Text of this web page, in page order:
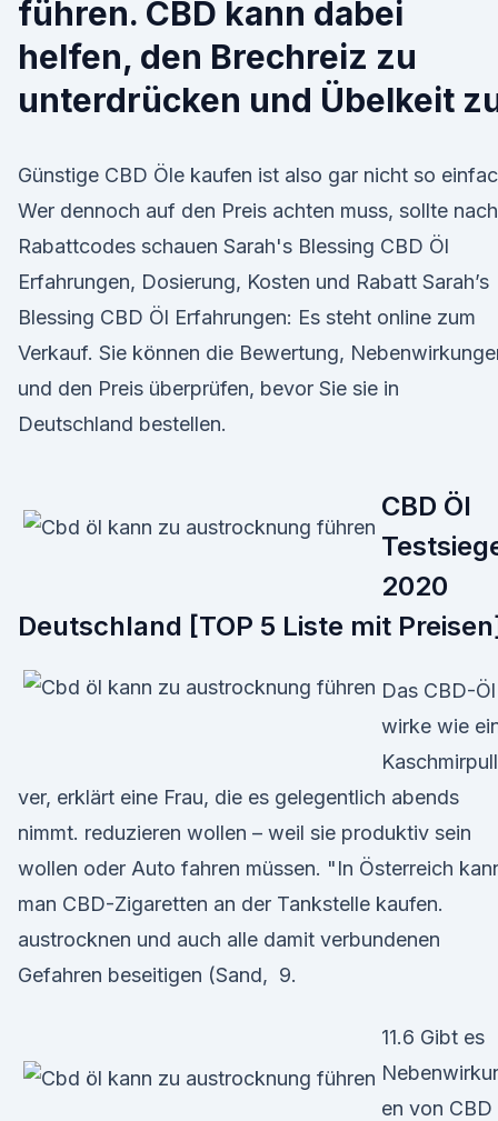
führen. CBD kann dabei
helfen, den Brechreiz zu
unterdrücken und Übelkeit
Günstige CBD Öle kaufen ist also gar nicht so
Wer dennoch auf den Preis achten muss, sollte nach
Rabattcodes schauen Sarah's Blessing CBD Öl
Erfahrungen, Dosierung, Kosten und Rabatt Sarah’s
Blessing CBD Öl Erfahrungen: Es steht online zum
Verkauf. Sie können die Bewertung,
und den Preis überprüfen, bevor Sie sie in
Deutschland bestellen.
CBD Öl
2020
Deutschland [TOP 5 Liste mit
Das CBD-Öl
wirke wie
ver, erklärt eine Frau, die es gelegentlich abends
nimmt. reduzieren wollen – weil sie produktiv sein
wollen oder Auto fahren müssen. "In Österreich
man CBD-Zigaretten an der Tankstelle kaufen.
austrocknen und auch alle damit verbundenen
Gefahren beseitigen (Sand, 9.
11.6 Gibt es
en von CBD